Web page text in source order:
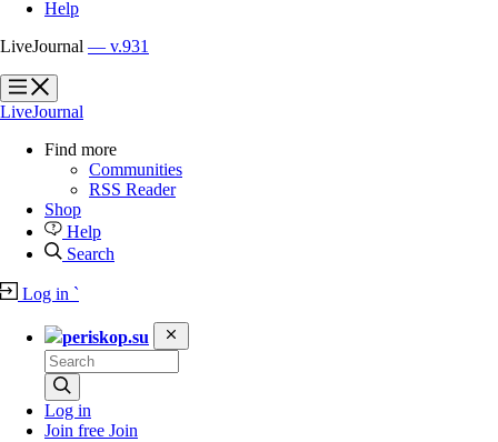
Help
LiveJournal — v.931
?
?
LiveJournal
Find more
Communities
RSS Reader
Shop
Help
Search
Log in `
periskop.su
Log in
Join free Join